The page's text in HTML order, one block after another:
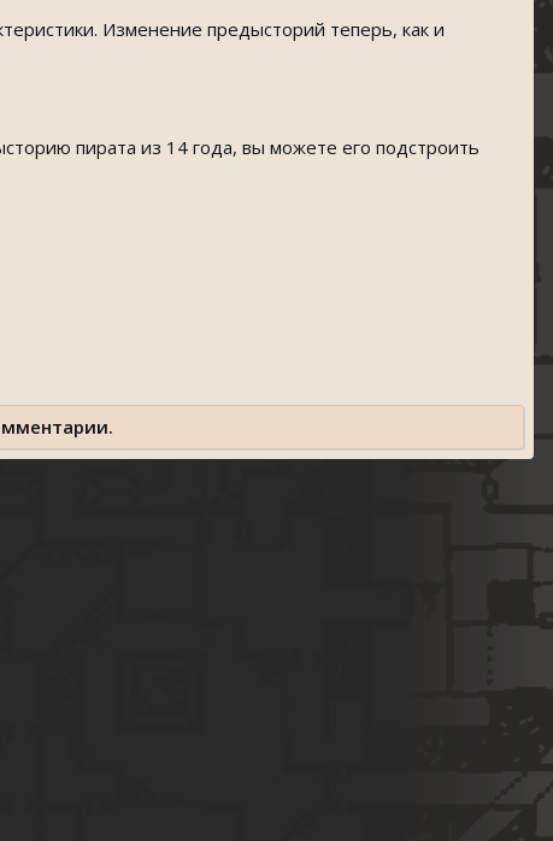
Изменение предысторий теперь, как и
пирата из 14 года, вы можете его подстроить